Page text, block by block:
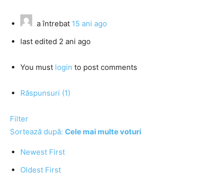
a întrebat 15 ani ago
last edited 2 ani ago
You must login to post comments
Răspunsuri (1)
Filter
Sortează după: Cele mai multe voturi
Newest First
Oldest First